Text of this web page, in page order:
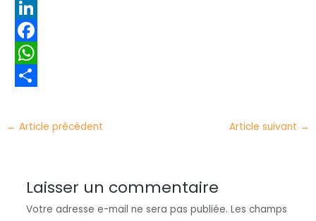
T
w
t
e
L
n
e
F
a
e
W
aa
← Article précédent Article suivant →
Laisser un commentaire
Votre adresse e-mail ne sera pas publiée. Les champs